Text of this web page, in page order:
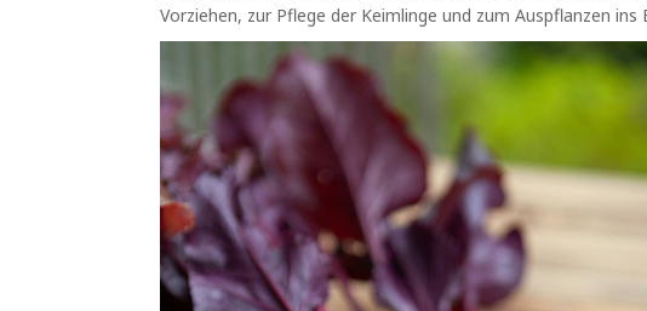
Vorziehen, zur Pflege der Keimlinge und zum Auspflanzen ins